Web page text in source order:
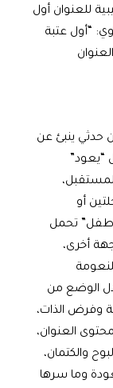
التركيبية للعنوان أول
“أول عتبة
حدثي ينبئ عن
أو
تحمل
أخرى،
الوضع من
وفرض الذات،
العنوان،
والكتمان،
وما سرها